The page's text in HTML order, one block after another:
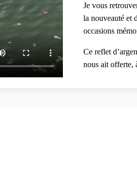
Je vous
la nouveauté et
occasions
Ce reflet
nous ait offerte,